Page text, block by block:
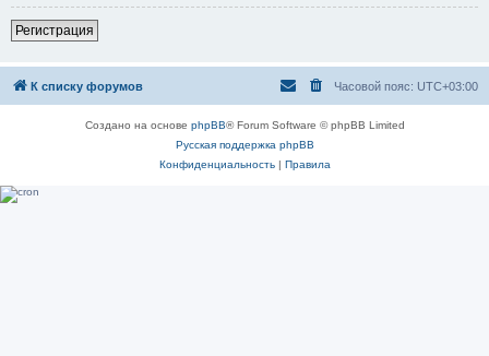
Регистрация
К списку форумов Часовой пояс: UTC+03:00
Создано на основе phpBB® Forum Software © phpBB Limited
Русская поддержка phpBB
Конфиденциальность| Правила